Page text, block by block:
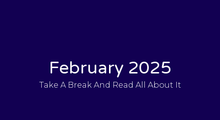
February 2025
Take A Break And Read All About It